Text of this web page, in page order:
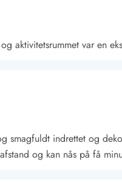
aktivitetsrummet var en
smagfuldt indrettet og
og kan nås på få